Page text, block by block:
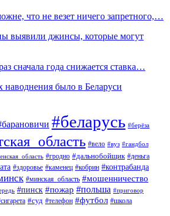
что не везет ничего запретного,…
выявили джинсы, которые могут
сначала года снижается ставка…
наводнения было в Беларуси
#беларусь #берёза
#вело #вуз #гандбол
#гродно #дальнобойщик #деньга
#здоровье #каменец #кобрин #контрабанда
#минская_область #мошенничество
#пинск #пожар #польша #приговор
#суд #телефон #футбол #школа